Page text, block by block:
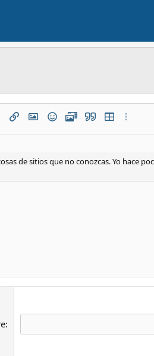
format
Insertar enlace
Insertar imagen
Emoticonos
Multimedia
Citar Insertar tabla
Más
de sitios que no conozcas. Yo hace